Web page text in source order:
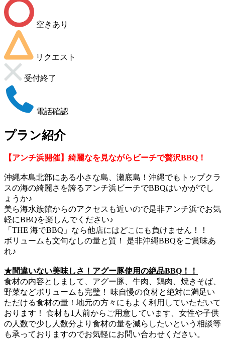
空きあり
リクエスト
受付終了
電話確認
プラン紹介
【アンチ浜開催】綺麗なを見ながらビーチで贅沢BBQ！
沖縄本島北部にある小さな島、瀬底島！沖縄でもトップクラ
スの海の綺麗さを誇るアンチ浜ビーチでBBQはいかがでし
ょうか♪
美ら海水族館からのアクセスも近いので是非アンチ浜でお気
軽にBBQを楽しんでください♪
「THE 海でBBQ」なら他店にはどこにも負けません！！
ボリュームも文句なしの量と質！ 是非沖縄BBQをご賞味あ
れ♪
★間違いない美味しさ！アグー豚使用の絶品BBQ！！
食材の内容としまして、アグー豚、牛肉、鶏肉、焼きそば、
野菜などボリュームも完璧！ 味自慢の食材と絶対に満足い
ただける食材の量！地元の方々にもよく利用していただいて
おります！ 食材も1人前からご用意しています、女性や子供
の人数で少し人数分より食材の量を減らしたいという相談等
も承っておりますのでお気軽にお問い合わせください。